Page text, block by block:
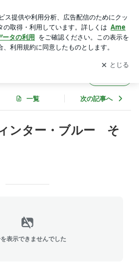
いかつ
て ブログの更新通知
を受け取りまし
開く
一覧 次の記事へ
ンター・ブルー そ
表示できませんでした